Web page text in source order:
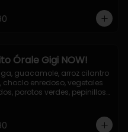
Órale Gigi NOW!
guacamole, arroz cilantro
choclo enredoso, vegetales
porotos verdes, pepinillos